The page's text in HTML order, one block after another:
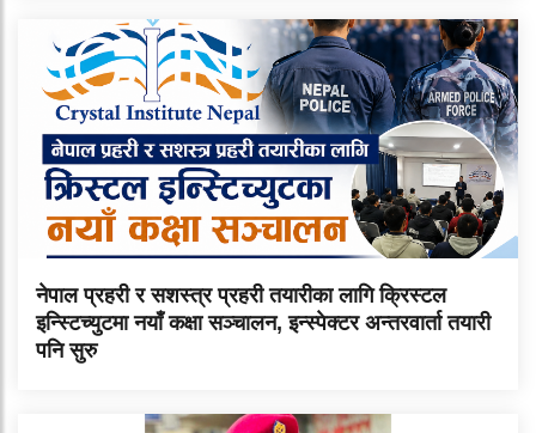
नेपाल प्रहरी र सशस्त्र प्रहरी तयारीका लागि क्रिस्टल
इन्स्टिच्युटमा नयाँ कक्षा सञ्चालन, इन्स्पेक्टर अन्तरवार्ता तयारी
पनि सुरु